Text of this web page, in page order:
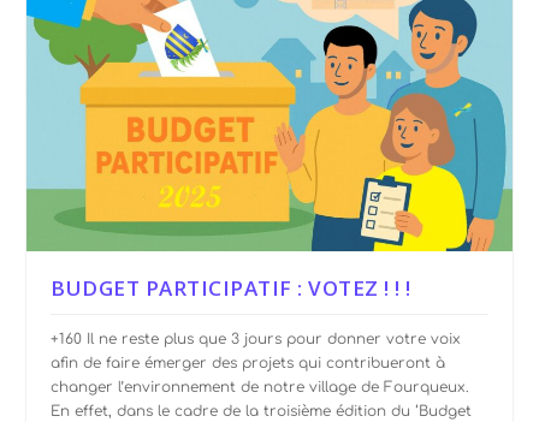
BUDGET PARTICIPATIF : VOTEZ ! ! !
+160 Il ne reste plus que 3 jours pour donner votre voix
afin de faire émerger des projets qui contribueront à
changer l’environnement de notre village de Fourqueux.
En effet, dans le cadre de la troisième édition du ‘Budget